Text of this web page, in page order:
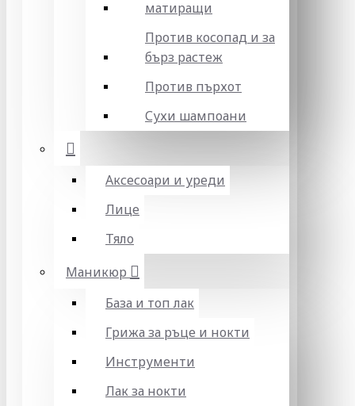
матиращи
Против косопад и за
бърз растеж
Против пърхот
Сухи шампоани
Аксесоари и уреди
Лице
Тяло
Маникюр
База и топ лак
Грижа за ръце и нокти
Инструменти
Лак за нокти